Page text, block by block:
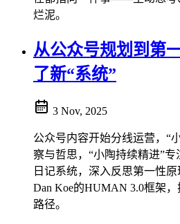
烂泥。
从公众号规划到第
了新“系统”
3 Nov, 2025
公众号内容开始分线运营，“
察与哲思，“小陶持续精进”
日记系统，深入反思第一性
Dan Koe的HUMAN 3.0框架
路径。